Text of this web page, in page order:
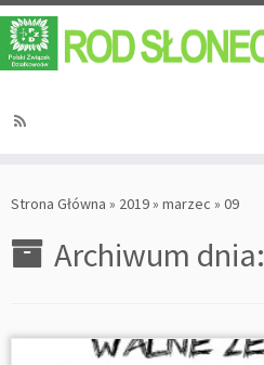
Strona Główna » 2019» marzec » 09
Archiwum dnia: